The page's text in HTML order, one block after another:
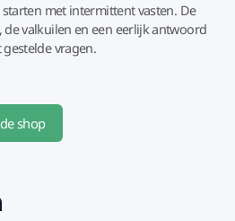
met intermittent vasten. De
de valkuilen en een eerlijk antwoord
vragen.
shop